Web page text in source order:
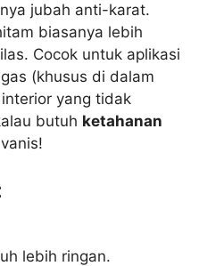
jubah anti-karat.
biasanya lebih
Cocok untuk aplikasi
(khusus di dalam
yang tidak
butuh ketahanan
lebih ringan.